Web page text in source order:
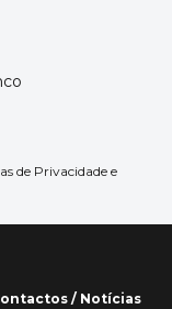
de Privacidadee
/ Notícias